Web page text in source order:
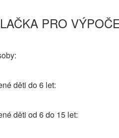
PRO
děti do 6 let:
děti od 6 do 15 let: